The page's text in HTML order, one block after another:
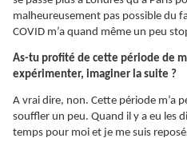
malheureusement pas possible du
COVID m’a quand même un peu
As-tu profité de cette période de
expérimenter, imaginer la suite ?
A vrai dire, non. Cette période m’a
souffler un peu. Quand il y a eu les
temps pour moi et je me suis